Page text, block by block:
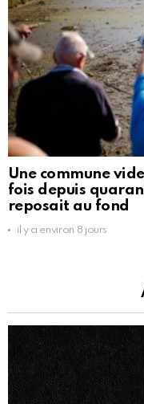
Une commune
fois depuis
reposait au fond
il y a environ 8 jours